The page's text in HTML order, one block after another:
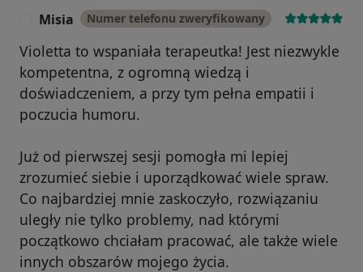
Misia Numer telefonu zweryfikowany
Violetta to wspaniała terapeutka! Jest niezwykle
kompetentna, z ogromną wiedzą i
doświadczeniem, a przy tym pełna empatii i
poczucia humoru.
Już od pierwszej sesji pomogła mi lepiej
zrozumieć siebie i uporządkować wiele spraw.
Co najbardziej mnie zaskoczyło, rozwiązaniu
uległy nie tylko problemy, nad którymi
początkowo chciałam pracować, ale także wiele
innych obszarów mojego życia.